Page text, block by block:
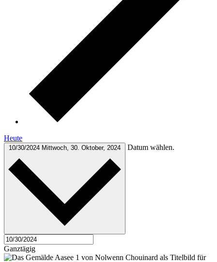
Heute
10/30/2024 Mittwoch, 30. Oktober, 2024 Datum wählen.
Ganztägig